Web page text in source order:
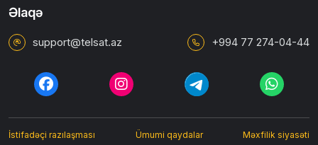
Əlaqə
support@telsat.az +994 77 274-04-44
İstifadəçi razılaşması Ümumi qaydalar Məxfilik siyasəti